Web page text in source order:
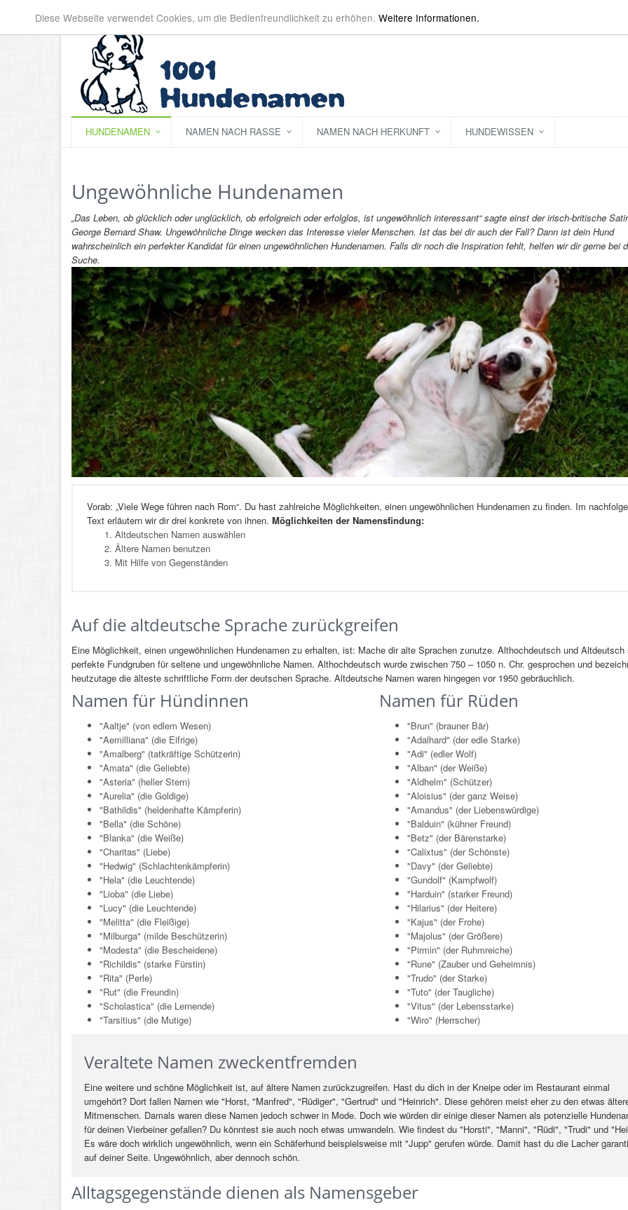
Diese Webseite verwendet Cookies, um die Bedienfreundlichkeit zu erhöhen. Weitere Informationen.
HUNDENAMEN NAMEN NACH RASSE NAMEN NACH HERKUNFT HUNDEWISSEN
Ungewöhnliche Hundenamen
„Das Leben, ob glücklich oder unglücklich, ob erfolgreich oder erfolglos, ist ungewöhnlich interessant“ sagte einst der irisch-britische
George Bernard Shaw. Ungewöhnliche Dinge wecken das Interesse vieler Menschen. Ist das bei dir auch der Fall? Dann ist dein Hund
wahrscheinlich ein perfekter Kandidat für einen ungewöhnlichen Hundenamen. Falls dir noch die Inspiration fehlt, helfen wir dir gerne bei
Suche.
Vorab: „Viele Wege führen nach Rom“. Du hast zahlreiche Möglichkeiten, einen ungewöhnlichen Hundenamen zu finden. Im
Text erläutern wir dir drei konkrete von ihnen. Möglichkeiten der Namensfindung:
Altdeutschen Namen auswählen
Ältere Namen benutzen
Mit Hilfe von Gegenständen
Auf die altdeutsche Sprache zurückgreifen
Eine Möglichkeit, einen ungewöhnlichen Hundenamen zu erhalten, ist: Mache dir alte Sprachen zunutze. Althochdeutsch und Altdeutsch
perfekte Fundgruben für seltene und ungewöhnliche Namen. Althochdeutsch wurde zwischen 750 – 1050 n. Chr. gesprochen und
heutzutage die älteste schriftliche Form der deutschen Sprache. Altdeutsche Namen waren hingegen vor 1950 gebräuchlich.
Namen für Hündinnen
"Aaltje" (von edlem Wesen)
"Aemilliana" (die Eifrige)
"Amalberg" (tatkräftige Schützerin)
"Amata" (die Geliebte)
"Asteria" (heller Stern)
"Aurelia" (die Goldige)
"Bathildis" (heldenhafte Kämpferin)
"Bella" (die Schöne)
"Blanka" (die Weiße)
"Charitas" (Liebe)
"Hedwig" (Schlachtenkämpferin)
"Hela" (die Leuchtende)
"Lioba" (die Liebe)
"Lucy" (die Leuchtende)
"Melitta" (die Fleißige)
"Milburga" (milde Beschützerin)
"Modesta" (die Bescheidene)
"Richildis" (starke Fürstin)
"Rita" (Perle)
"Rut" (die Freundin)
"Scholastica" (die Lernende)
"Tarsitius" (die Mutige)
Namen für Rüden
"Brun" (brauner Bär)
"Adalhard" (der edle Starke)
"Adi" (edler Wolf)
"Alban" (der Weiße)
"Aldhelm" (Schützer)
"Aloisius" (der ganz Weise)
"Amandus" (der Liebenswürdige)
"Balduin" (kühner Freund)
"Betz" (der Bärenstarke)
"Calixtus" (der Schönste)
"Davy" (der Geliebte)
"Gundolf" (Kampfwolf)
"Harduin" (starker Freund)
"Hilarius" (der Heitere)
"Kajus" (der Frohe)
"Majolus" (der Größere)
"Pirmin" (der Ruhmreiche)
"Rune" (Zauber und Geheimnis)
"Trudo" (der Starke)
"Tuto" (der Taugliche)
"Vitus" (der Lebensstarke)
"Wiro" (Herrscher)
Veraltete Namen zweckentfremden
Eine weitere und schöne Möglichkeit ist, auf ältere Namen zurückzugreifen. Hast du dich in der Kneipe oder im Restaurant einmal
umgehört? Dort fallen Namen wie "Horst, "Manfred", "Rüdiger", "Gertrud" und "Heinrich". Diese gehören meist eher zu den etwas
Mitmenschen. Damals waren diese Namen jedoch schwer in Mode. Doch wie würden dir einige dieser Namen als potenzielle
für deinen Vierbeiner gefallen? Du könntest sie auch noch etwas umwandeln. Wie findest du "Horsti", "Manni", "Rüdi", "Trudi" und
Es wäre doch wirklich ungewöhnlich, wenn ein Schäferhund beispielsweise mit "Jupp" gerufen würde. Damit hast du die Lacher
auf deiner Seite. Ungewöhnlich, aber dennoch schön.
Alltagsgegenstände dienen als Namensgeber